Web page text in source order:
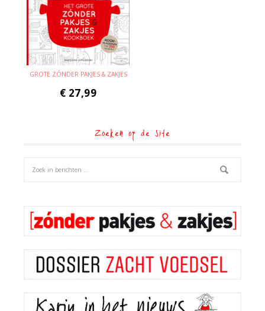
GROTE ZÓNDER PAKJES & ZAKJES
€ 27,99
Zoeken op de site